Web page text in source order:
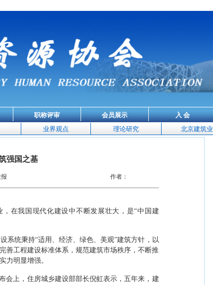
职称评审 会员展示 入 会
业界观点 理论研究
北京建筑
强国之基
作者：
在我国现代化建设中不断发展壮大，是“中国建
系统秉持“适用、经济、绿色、美观”建筑方针，以
善工程建设标准体系，规范建筑市场秩序，不断推
力明显增强。
会上，住房城乡建设部部长倪虹表示，五年来，建